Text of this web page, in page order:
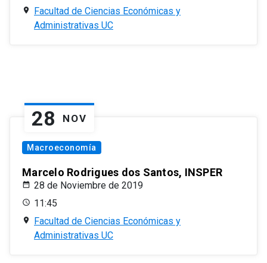
Facultad de Ciencias Económicas y
Administrativas UC
28 NOV
Macroeconomía
Marcelo Rodrigues dos Santos, INSPER
28 de Noviembre de 2019
11:45
Facultad de Ciencias Económicas y
Administrativas UC